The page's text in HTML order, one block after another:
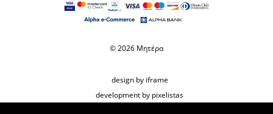
© 2026 Μητέρα
design by iframe
development by pixelistas